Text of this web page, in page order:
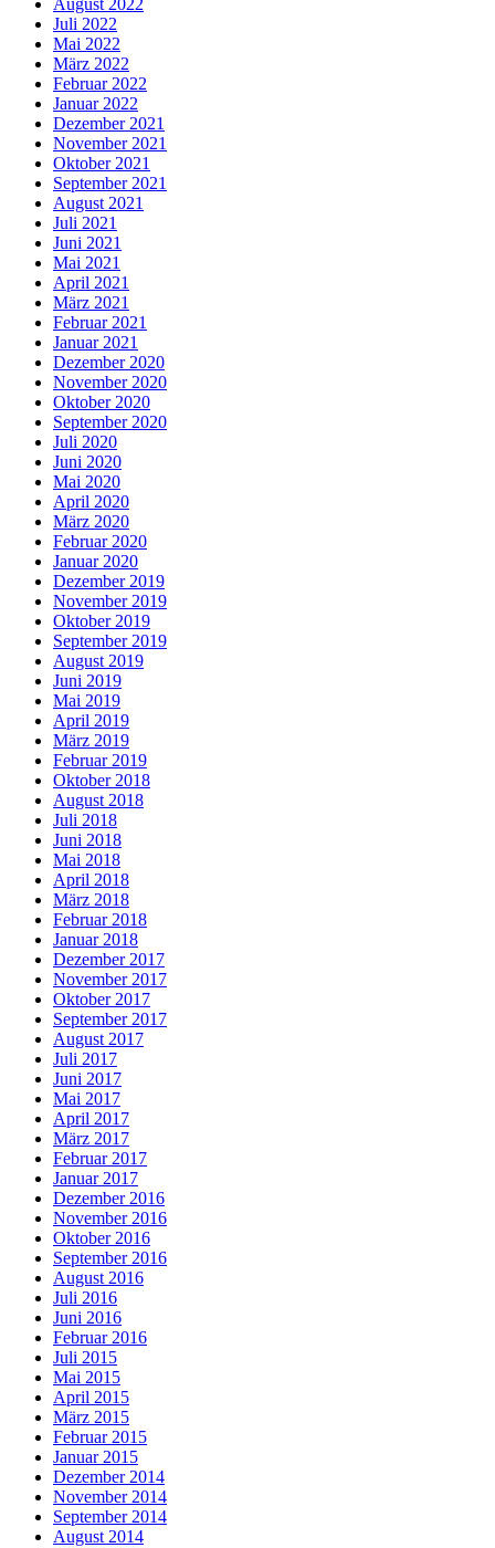
August 2022
Juli 2022
Mai 2022
März 2022
Februar 2022
Januar 2022
Dezember 2021
November 2021
Oktober 2021
September 2021
August 2021
Juli 2021
Juni 2021
Mai 2021
April 2021
März 2021
Februar 2021
Januar 2021
Dezember 2020
November 2020
Oktober 2020
September 2020
Juli 2020
Juni 2020
Mai 2020
April 2020
März 2020
Februar 2020
Januar 2020
Dezember 2019
November 2019
Oktober 2019
September 2019
August 2019
Juni 2019
Mai 2019
April 2019
März 2019
Februar 2019
Oktober 2018
August 2018
Juli 2018
Juni 2018
Mai 2018
April 2018
März 2018
Februar 2018
Januar 2018
Dezember 2017
November 2017
Oktober 2017
September 2017
August 2017
Juli 2017
Juni 2017
Mai 2017
April 2017
März 2017
Februar 2017
Januar 2017
Dezember 2016
November 2016
Oktober 2016
September 2016
August 2016
Juli 2016
Juni 2016
Februar 2016
Juli 2015
Mai 2015
April 2015
März 2015
Februar 2015
Januar 2015
Dezember 2014
November 2014
September 2014
August 2014